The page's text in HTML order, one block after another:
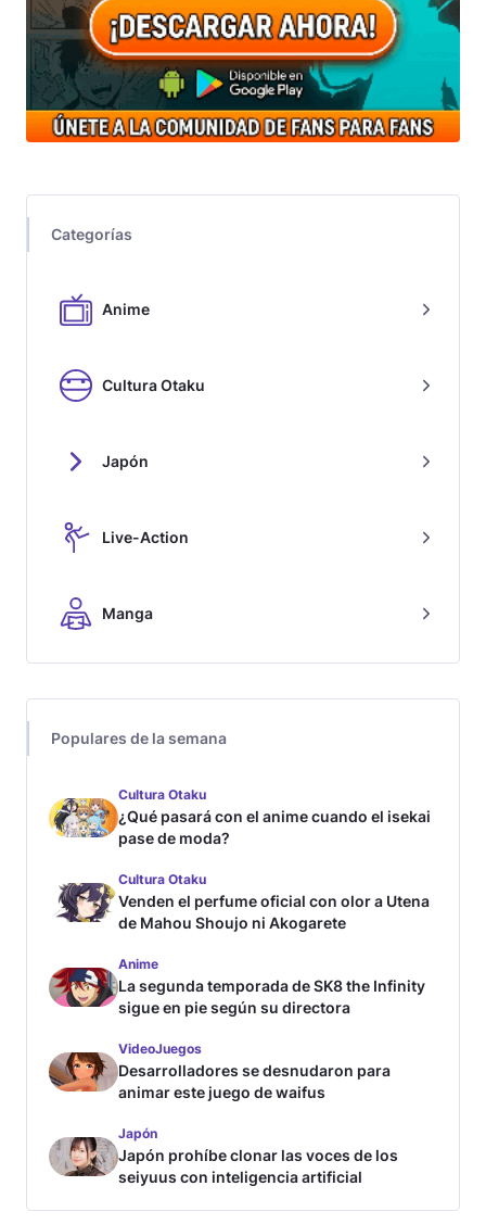
Categorías
Anime
Cultura Otaku
Japón
Live-Action
Manga
Populares de la semana
Cultura Otaku
¿Qué pasará con el anime cuando el isekai
pase de moda?
Cultura Otaku
Venden el perfume oficial con olor a Utena
de Mahou Shoujo ni Akogarete
Anime
La segunda temporada de SK8 the Infinity
sigue en pie según su directora
VideoJuegos
Desarrolladores se desnudaron para
animar este juego de waifus
Japón
Japón prohíbe clonar las voces de los
seiyuus con inteligencia artificial